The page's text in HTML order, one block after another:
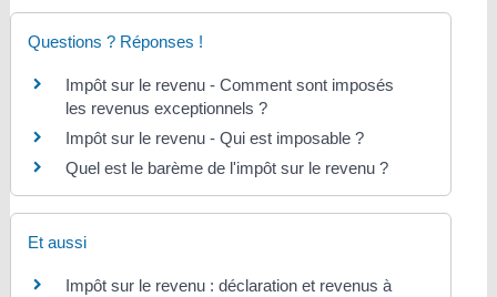
Questions ? Réponses !
Impôt sur le revenu - Comment sont imposés
les revenus exceptionnels ?
Impôt sur le revenu - Qui est imposable ?
Quel est le barème de l'impôt sur le revenu ?
Et aussi
Impôt sur le revenu : déclaration et revenus à